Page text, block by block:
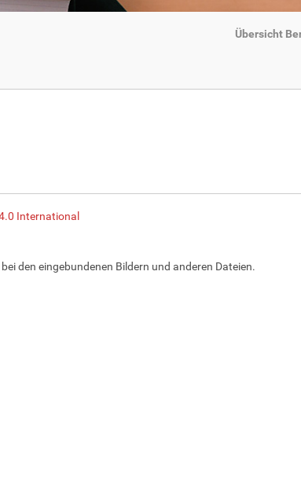
Übersicht
International
den eingebundenen Bildern und anderen Dateien.